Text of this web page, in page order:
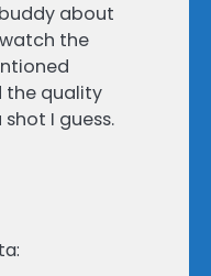
about
the
the quality
I guess.